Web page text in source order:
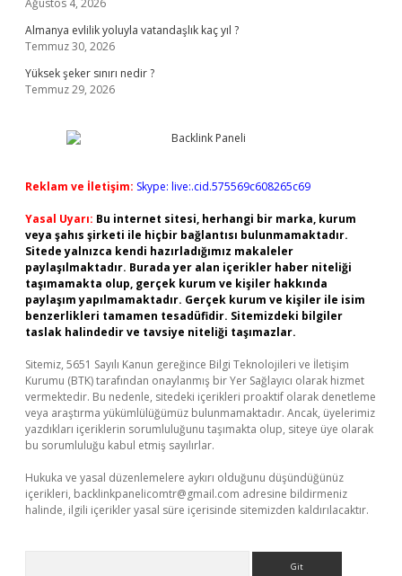
Ağustos 4, 2026
Almanya evlilik yoluyla vatandaşlık kaç yıl ?
Temmuz 30, 2026
Yüksek şeker sınırı nedir ?
Temmuz 29, 2026
Reklam ve İletişim: Skype: live:.cid.575569c608265c69
Yasal Uyarı: Bu internet sitesi, herhangi bir marka, kurum
veya şahıs şirketi ile hiçbir bağlantısı bulunmamaktadır.
Sitede yalnızca kendi hazırladığımız makaleler
paylaşılmaktadır. Burada yer alan içerikler haber niteliği
taşımamakta olup, gerçek kurum ve kişiler hakkında
paylaşım yapılmamaktadır. Gerçek kurum ve kişiler ile isim
benzerlikleri tamamen tesadüfidir. Sitemizdeki bilgiler
taslak halindedir ve tavsiye niteliği taşımazlar.
Sitemiz, 5651 Sayılı Kanun gereğince Bilgi Teknolojileri ve İletişim
Kurumu (BTK) tarafından onaylanmış bir Yer Sağlayıcı olarak hizmet
vermektedir. Bu nedenle, sitedeki içerikleri proaktif olarak denetleme
veya araştırma yükümlülüğümüz bulunmamaktadır. Ancak, üyelerimiz
yazdıkları içeriklerin sorumluluğunu taşımakta olup, siteye üye olarak
bu sorumluluğu kabul etmiş sayılırlar.
Hukuka ve yasal düzenlemelere aykırı olduğunu düşündüğünüz
içerikleri, backlinkpanelicomtr@gmail.com adresine bildirmeniz
halinde, ilgili içerikler yasal süre içerisinde sitemizden kaldırılacaktır.